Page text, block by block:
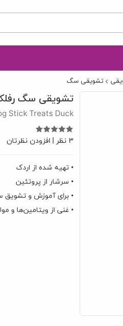
تشویقی سگ
تشویقی سگ
Stick Treats Duck
3 نظر | افزودن نظرتان
• تهیه شده از اردک
• سرشار از پروتئین
• برای آموزش و
• غنی از ویتامین‌ها و